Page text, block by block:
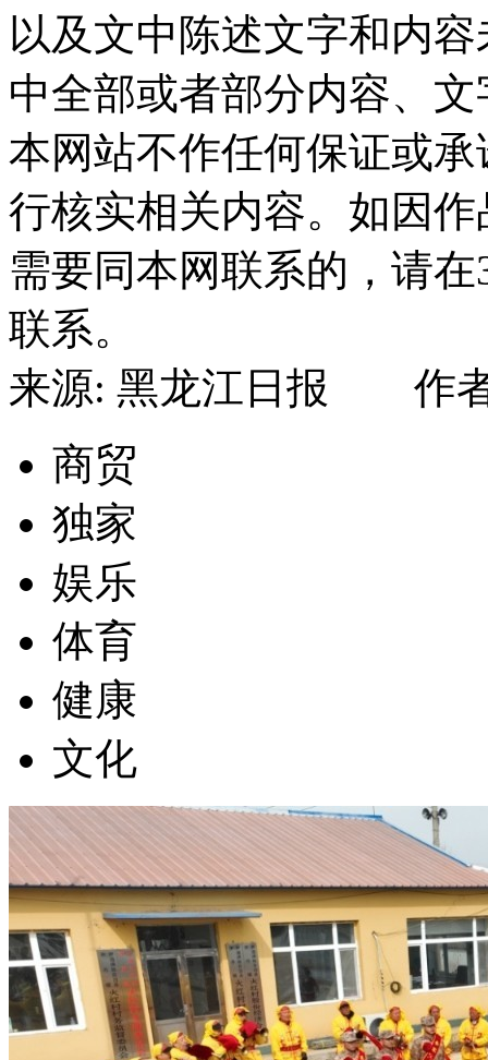
以及文中陈述文字和内
中全部或者部分内容、
本网站不作任何保证或
行核实相关内容。如因
需要同本网联系的，请
联系。
来源: 黑龙江日报 作
商贸
独家
娱乐
体育
健康
文化